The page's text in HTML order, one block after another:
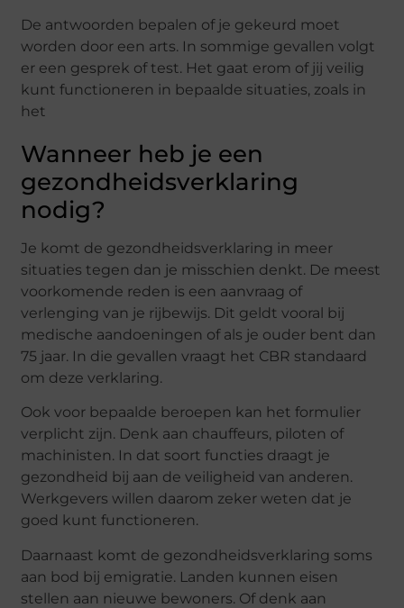
De antwoorden bepalen of je gekeurd moet
worden door een arts. In sommige gevallen volgt
er een gesprek of test. Het gaat erom of jij veilig
kunt functioneren in bepaalde situaties, zoals in
het
Wanneer heb je een
gezondheidsverklaring
nodig?
Je komt de gezondheidsverklaring in meer
situaties tegen dan je misschien denkt. De meest
voorkomende reden is een aanvraag of
verlenging van je rijbewijs. Dit geldt vooral bij
medische aandoeningen of als je ouder bent dan
75 jaar. In die gevallen vraagt het CBR standaard
om deze verklaring.
Ook voor bepaalde beroepen kan het formulier
verplicht zijn. Denk aan chauffeurs, piloten of
machinisten. In dat soort functies draagt je
gezondheid bij aan de veiligheid van anderen.
Werkgevers willen daarom zeker weten dat je
goed kunt functioneren.
Daarnaast komt de gezondheidsverklaring soms
aan bod bij emigratie. Landen kunnen eisen
stellen aan nieuwe bewoners. Of denk aan